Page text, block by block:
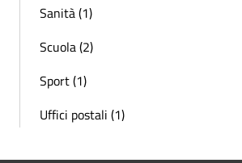
Sanità (1)
Scuola (2)
Sport (1)
Uffici postali (1)